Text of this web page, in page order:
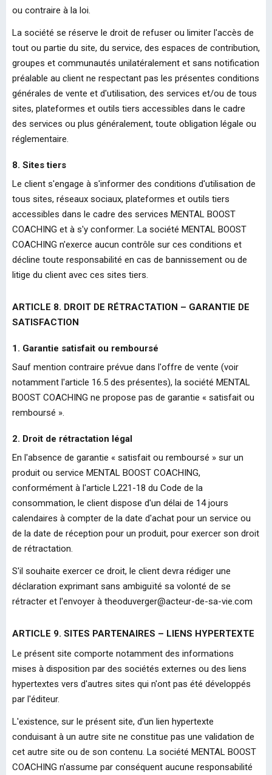
ou contraire à la loi.
La société se réserve le droit de refuser ou limiter l'accès de
tout ou partie du site, du service, des espaces de contribution,
groupes et communautés unilatéralement et sans notification
préalable au client ne respectant pas les présentes conditions
générales de vente et d'utilisation, des services et/ou de tous
sites, plateformes et outils tiers accessibles dans le cadre
des services ou plus généralement, toute obligation légale ou
réglementaire.
8. Sites tiers
Le client s'engage à s'informer des conditions d'utilisation de
tous sites, réseaux sociaux, plateformes et outils tiers
accessibles dans le cadre des services MENTAL BOOST
COACHING et à s'y conformer. La société MENTAL BOOST
COACHING n'exerce aucun contrôle sur ces conditions et
décline toute responsabilité en cas de bannissement ou de
litige du client avec ces sites tiers.
ARTICLE 8. DROIT DE RÉTRACTATION – GARANTIE DE
SATISFACTION
1. Garantie satisfait ou remboursé
Sauf mention contraire prévue dans l'offre de vente (voir
notamment l'article 16.5 des présentes), la société MENTAL
BOOST COACHING ne propose pas de garantie « satisfait ou
remboursé ».
2. Droit de rétractation légal
En l'absence de garantie « satisfait ou remboursé » sur un
produit ou service MENTAL BOOST COACHING,
conformément à l'article L221-18 du Code de la
consommation, le client dispose d'un délai de 14 jours
calendaires à compter de la date d'achat pour un service ou
de la date de réception pour un produit, pour exercer son droit
de rétractation.
S'il souhaite exercer ce droit, le client devra rédiger une
déclaration exprimant sans ambiguïté sa volonté de se
rétracter et l'envoyer à theoduverger@acteur-de-sa-vie.com
ARTICLE 9. SITES PARTENAIRES – LIENS HYPERTEXTE
Le présent site comporte notamment des informations
mises à disposition par des sociétés externes ou des liens
hypertextes vers d'autres sites qui n'ont pas été développés
par l'éditeur.
L'existence, sur le présent site, d'un lien hypertexte
conduisant à un autre site ne constitue pas une validation de
cet autre site ou de son contenu. La société MENTAL BOOST
COACHING n'assume par conséquent aucune responsabilité